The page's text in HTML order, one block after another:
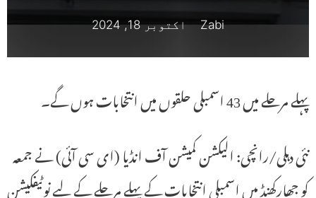
Zabi اکتوبر 18, 2024
پہلے مرحلے میں 43 اسمبلی حلقوں میں انتخابات ہوں گے۔
نئی دہلی/رانچی: الیکشن کمیشن آف انڈیا (ای سی آئی) نے جمعہ
کو جھارکھنڈ میں اسمبلی انتخابات کے پہلے مرحلے کے لیے نوٹیفکیشن